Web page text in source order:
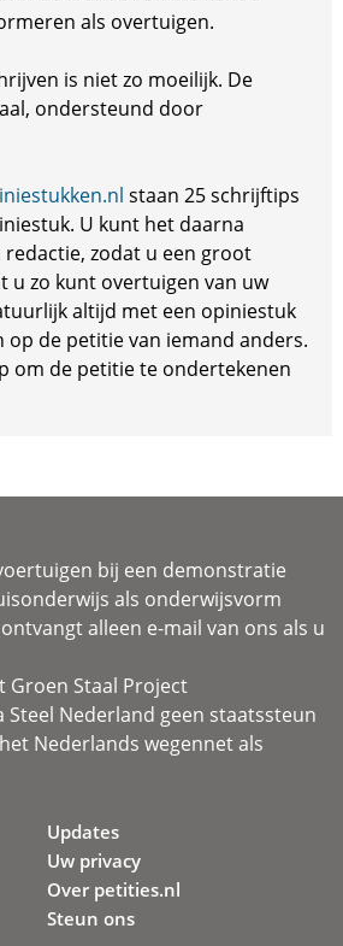
als overtuigen.
is niet zo moeilijk. De
ondersteund door
staan 25 schrijftips
U kunt het daarna
zodat u een groot
u zo kunt overtuigen van uw
altijd met een opiniestuk
op de petitie van iemand anders.
om de petitie te ondertekenen
bij een demonstratie
als onderwijsvorm
alleen e-mail van ons als u
Groen Staal Project
Steel Nederland geen staatssteun
Nederlands wegennet als
Updates
Uw privacy
Over petities.nl
Steun ons